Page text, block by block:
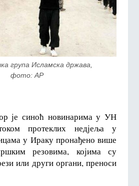
група Исламска држава,
фото: AP
је синоћ новинарима у УН
протеклих недјеља у
у Ираку пронађено више
резовима, којима су
или други органи, преноси